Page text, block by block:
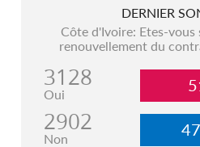
DERNIER
Côte d'Ivoire: Etes-
renouvellement du
3128
Oui
2902
Non